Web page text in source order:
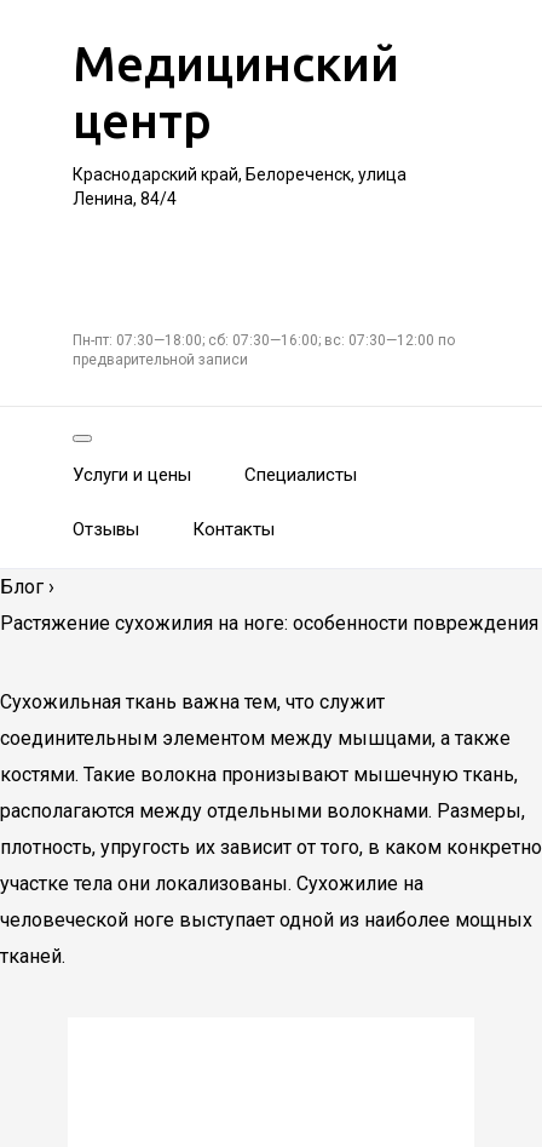
Медицинский
центр
Краснодарский край, Белореченск, улица
Ленина, 84/4
Пн-пт: 07:30—18:00; сб: 07:30—16:00; вс: 07:30—12:00 по
предварительной записи
Услуги и цены Специалисты
Отзывы Контакты
Блог ›
Растяжение сухожилия на ноге: особенности повреждения
Сухожильная ткань важна тем, что служит
соединительным элементом между мышцами, а также
костями. Такие волокна пронизывают мышечную ткань,
располагаются между отдельными волокнами. Размеры,
плотность, упругость их зависит от того, в каком конкретно
участке тела они локализованы. Сухожилие на
человеческой ноге выступает одной из наиболее мощных
тканей.